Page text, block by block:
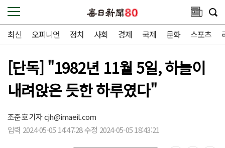
최신 오피니언 정치 사회 경제 국제 문화 스포츠
[단독] "1982년 11월 5일, 하늘이
내려앉은 듯한 하루였다"
조준호 기자cjh@imaeil.com
입력 2024-05-05 14:47:28 수정 2024-05-05 18:43:21